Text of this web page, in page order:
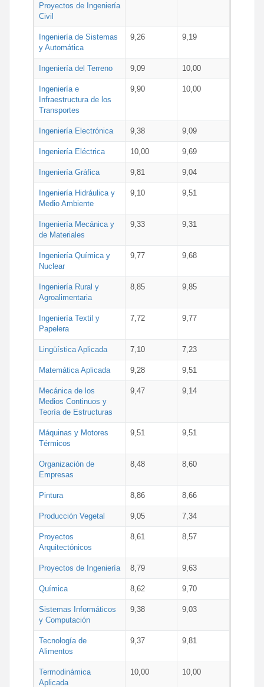
Proyectos de Ingeniería
Civil
Ingeniería de Sistemas
y Automática
9,26 9,19
Ingeniería del Terreno 9,09 10,00
Ingeniería e
Infraestructura de los
Transportes
9,90 10,00
Ingeniería Electrónica 9,38 9,09
Ingeniería Eléctrica 10,00 9,69
Ingeniería Gráfica 9,81 9,04
Ingeniería Hidráulica y
Medio Ambiente
9,10 9,51
Ingeniería Mecánica y
de Materiales
9,33 9,31
Ingeniería Química y
Nuclear
9,77 9,68
Ingeniería Rural y
Agroalimentaria
8,85 9,85
Ingeniería Textil y
Papelera
7,72 9,77
Lingüística Aplicada 7,10 7,23
Matemática Aplicada 9,28 9,51
Mecánica de los
Medios Continuos y
Teoría de Estructuras
9,47 9,14
Máquinas y Motores
Térmicos
9,51 9,51
Organización de
Empresas
8,48 8,60
Pintura 8,86 8,66
Producción Vegetal 9,05 7,34
Proyectos
Arquitectónicos
8,61 8,57
Proyectos de Ingeniería 8,79 9,63
Química 8,62 9,70
Sistemas Informáticos
y Computación
9,38 9,03
Tecnología de
Alimentos
9,37 9,81
Termodinámica
Aplicada
10,00 10,00